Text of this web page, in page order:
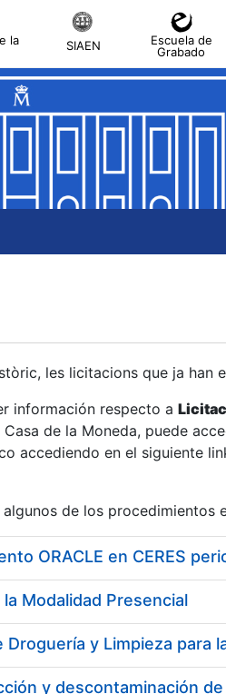
la
SIAEN
Escuela de
Grabado
les licitacions que ja
información respecto a
de la Moneda, puede
accediendo en el siguiente
de los procedimientos
ORACLE en CERES
Modalidad Presencial